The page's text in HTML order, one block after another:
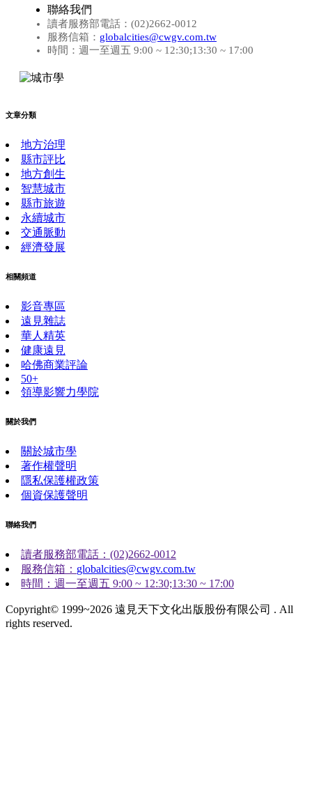
聯絡我們
讀者服務部電話：(02)2662-0012
服務信箱： globalcities@cwgv.com.tw
時間：週一至週五 9:00 ~ 12:30;13:30 ~ 17:00
文章分類
地方治理
縣市評比
地方創生
智慧城市
縣市旅遊
永續城市
交通脈動
經濟發展
相關頻道
影音專區
遠見雜誌
華人精英
健康遠見
哈佛商業評論
50+
領導影響力學院
關於我們
關於城市學
著作權聲明
隱私保護權政策
個資保護聲明
聯絡我們
讀者服務部電話：(02)2662-0012
服務信箱： globalcities@cwgv.com.tw
時間：週一至週五 9:00 ~ 12:30;13:30 ~ 17:00
Copyright© 1999~2026 遠見天下文化出版股份有限公司 . All
rights reserved.